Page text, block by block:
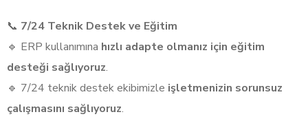
📞 7/24 Teknik Destek ve Eğitim
🔹 ERP kullanımına hızlı adapte olmanız için eğitim
desteği sağlıyoruz.
🔹 7/24 teknik destek ekibimizle işletmenizin sorunsuz
çalışmasını sağlıyoruz.